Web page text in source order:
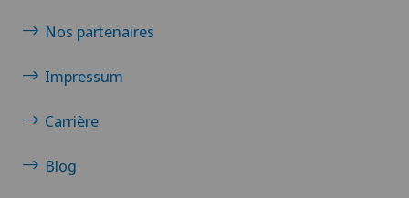
Nos partenaires
Impressum
Carrière
Blog